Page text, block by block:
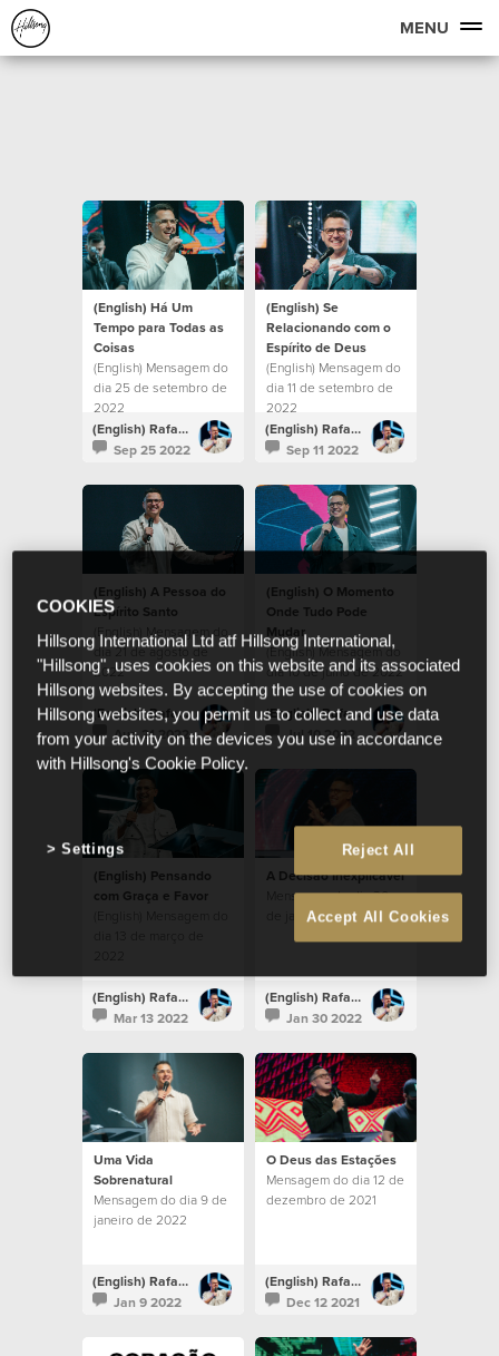
MENU
(English) Há Um
Tempo para Todas as
Coisas
(English) Mensagem do
dia 25 de setembro de
2022
(English) Rafael Bitencourt
Sep 25 2022
(English) Se
Relacionando com o
Espírito de Deus
(English) Mensagem do
dia 11 de setembro de
2022
(English) Rafael Bitencourt
Sep 11 2022
(English) A Pessoa do
Espírito Santo
(English) Mensagem do
dia 21 de agosto de
2022
(English) Rafael Bitencourt
Aug 21 2022
(English) O Momento
Onde Tudo Pode
Mudar
(English) Mensagem do
dia 10 de julho de 2022
(English) Rafael Bitencourt
Jul 10 2022
(English) Pensando
com Graça e Favor
(English) Mensagem do
2022
(English) Rafael Bitencourt
Mar 13 2022
A Decisão Inexplicável
Mensagem do dia 30
de janeiro de 2022
(English) Rafael Bitencourt
Jan 30 2022
Uma Vida
Sobrenatural
Mensagem do dia 9 de
janeiro de 2022
(English) Rafael Bitencourt
Jan 9 2022
O Deus das Estações
Mensagem do dia 12 de
dezembro de 2021
(English) Rafael Bitencourt
Dec 12 2021
COOKIES
Hillsong International Ltd atf Hillsong International,
"Hillsong", uses cookies on this website and its associated
Hillsong websites. By accepting the use of cookies on
Hillsong websites, you permit us to collect and use data
from your activity on the devices you use in accordance
with Hillsong's Cookie Policy.
Reject All
Accept All Cookies
Settings